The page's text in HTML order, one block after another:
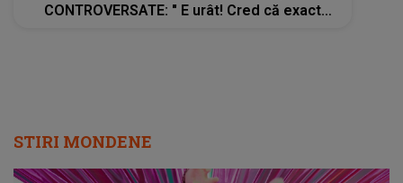
CONTROVERSATE: " E urât! Cred că exact
STIRI MONDENE